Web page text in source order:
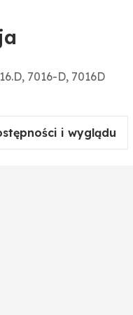
7016-D, 7016D
i wyglądu